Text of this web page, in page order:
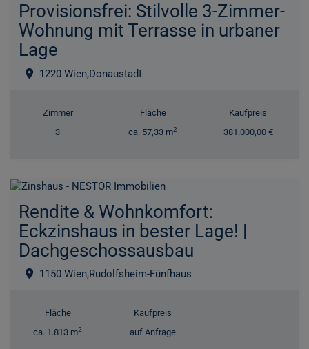
Provisionsfrei: Stilvolle 3-Zimmer-
Wohnung mit Terrasse in urbaner
Lage
1220 Wien,Donaustadt
Zimmer
3
Fläche
ca. 57,33 m2
Kaufpreis
381.000,00 €
Rendite & Wohnkomfort:
Eckzinshaus in bester Lage! |
Dachgeschossausbau
1150 Wien,Rudolfsheim-Fünfhaus
Fläche
ca. 1.813 m2
Kaufpreis
auf Anfrage